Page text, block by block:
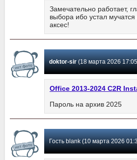
Замечательно работает,
выбора ибо устал мучатся
аксес!
doktor-sir(18 марта 2026 17:05)
Office 2013-2024 C2R
Пароль на архив 2025